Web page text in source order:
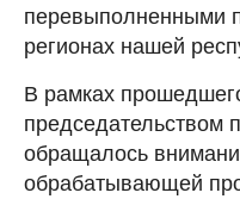
перевыполненными
регионах нашей
В рамках
председательством
обращалось
обрабатывающей